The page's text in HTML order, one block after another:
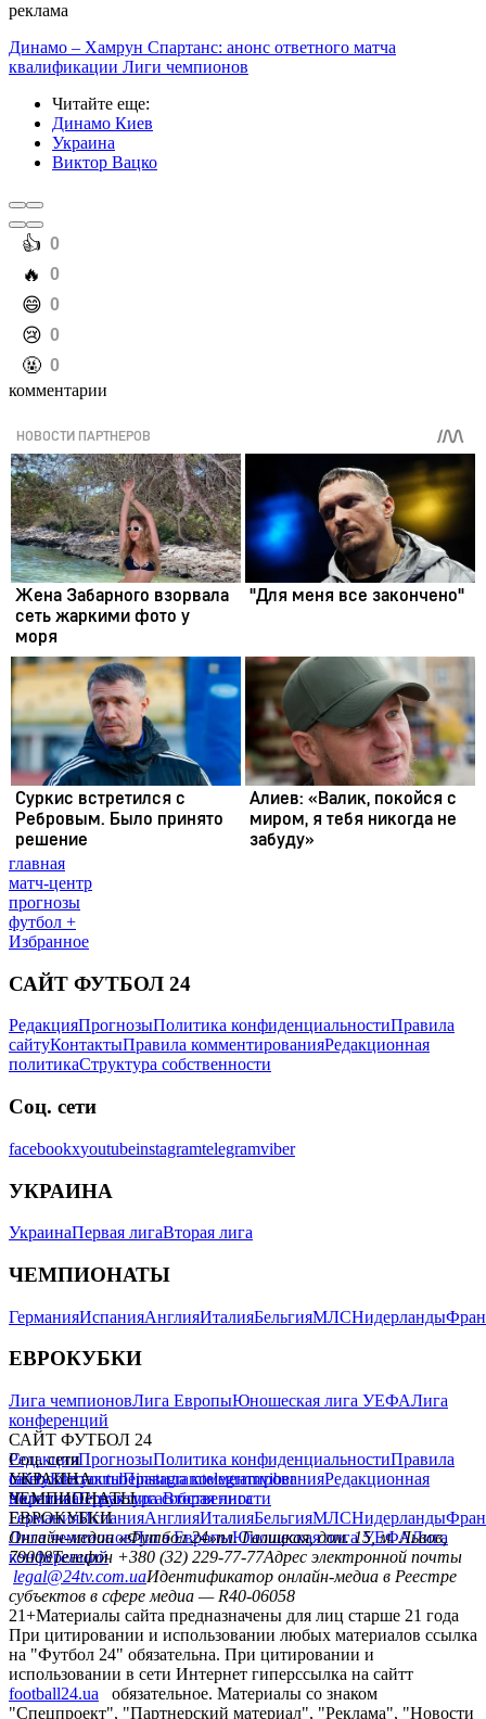
реклама
Динамо – Хамрун Спартанс: анонс ответного матча
квалификации Лиги чемпионов
Читайте еще:
Динамо Киев
Украина
Виктор Вацко
️👍 0
️🔥 0
️😄 0
️😢 0
️🤬 0
комментарии
главная
матч-центр
прогнозы
футбол +
Избранное
САЙТ ФУТБОЛ 24
РедакцияПрогнозыПолитика конфиденциальностиПравила
сайтуКонтактыПравила комментированияРедакционная
политикаСтруктура собственности
Соц. сети
facebookxyoutubeinstagramtelegramviber
УКРАИНА
УкраинаПервая лигаВторая лига
ЧЕМПИОНАТЫ
ГерманияИспанияАнглияИталияБельгияМЛСНидерланды
ЕВРОКУБКИ
Лига чемпионовЛига ЕвропыЮношеская лига УЕФАЛига
конференций
САЙТ ФУТБОЛ 24
РедакцияПрогнозыПолитика конфиденциальностиПравила
сайтуКонтактыПравила комментированияРедакционная
политикаСтруктура собственности
Соц. сети
facebookxyoutubeinstagramtelegramviber
УКРАИНА
УкраинаПервая лигаВторая лига
ЧЕМПИОНАТЫ
ГерманияИспанияАнглияИталияБельгияМЛСНидерланды
ЕВРОКУБКИ
Лига чемпионовЛига ЕвропыЮношеская лига УЕФАЛига
конференций
Онлайн-медиа «Футбол 24»пл. Галицкая, дом. 15, м. Львов,
79008Телефон +380 (32) 229-77-77Адрес электронной почты
legal@24tv.com.uaИдентификатор онлайн-медиа в Реестре
субъектов в сфере медиа — R40-06058
21+Материалы сайта предназначены для лиц старше 21 года
При цитировании и использовании любых материалов ссылка
на "Футбол 24" обязательна. При цитировании и
использовании в сети Интернет гиперссылка на сайтт
football24.ua
обязательное. Материалы со знаком
"Спецпроект", "Партнерский материал", "Реклама", "Новости